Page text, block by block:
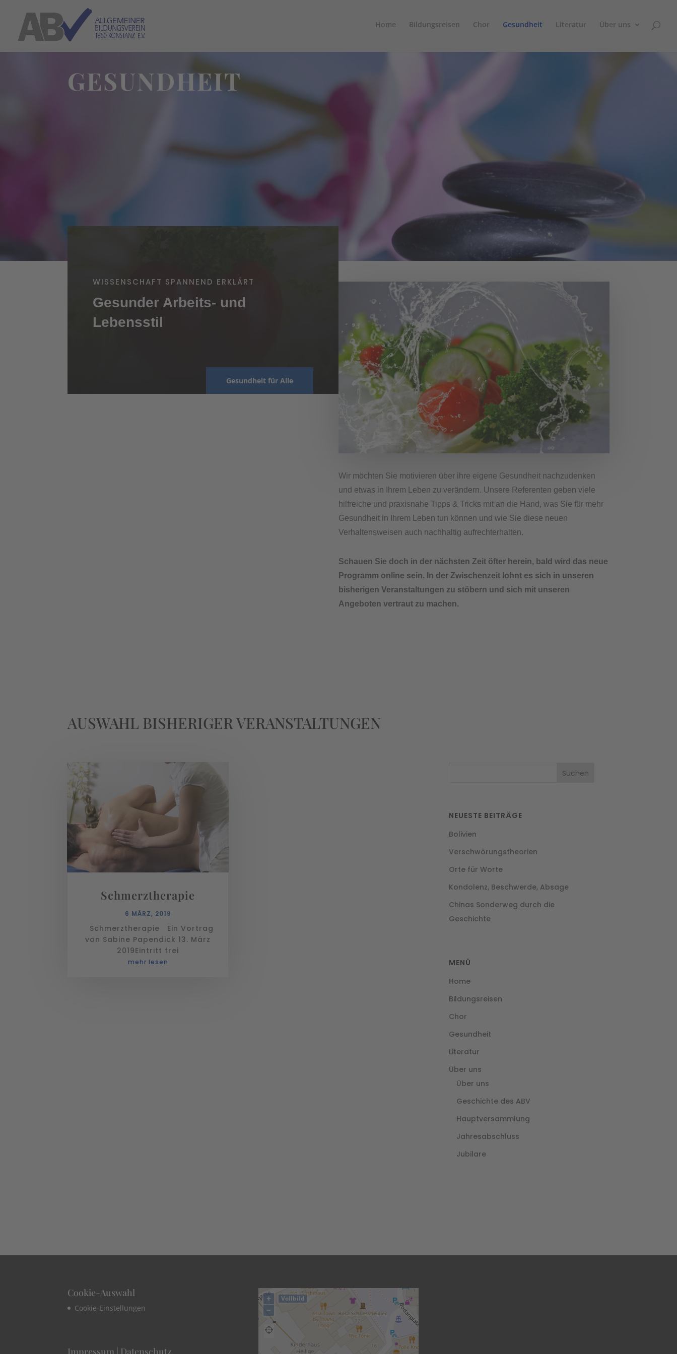
Home Bildungsreisen Chor Gesundheit Literatur Über uns
GESUNDHEIT
WISSENSCHAFT SPANNEND ERKLÄRT
Gesunder Arbeits- und
Lebensstil
Gesundheit für Alle
Wir möchten Sie motivieren über ihre eigene Gesundheit nachzudenken
und etwas in Ihrem Leben zu verändern. Unsere Referenten geben viele
hilfreiche und praxisnahe Tipps & Tricks mit an die Hand, was Sie für mehr
Gesundheit in Ihrem Leben tun können und wie Sie diese neuen
Verhaltensweisen auch nachhaltig aufrechterhalten.
Schauen Sie doch in der nächsten Zeit öfter herein, bald wird das neue
Programm online sein. In der Zwischenzeit lohnt es sich in unseren
bisherigen Veranstaltungen zu stöbern und sich mit unseren
Angeboten vertraut zu machen.
AUSWAHL BISHERIGER VERANSTALTUNGEN
Schmerztherapie
6 MÄRZ, 2019
Schmerztherapie Ein Vortrag
von Sabine Papendick 13. März
2019Eintritt frei
mehr lesen
NEUESTE BEITRÄGE
Bolivien
Verschwörungstheorien
Orte für Worte
Kondolenz, Beschwerde, Absage
Chinas Sonderweg durch die
Geschichte
MENÜ
Home
Bildungsreisen
Chor
Gesundheit
Literatur
Über uns
Über uns
Geschichte des ABV
Hauptversammlung
Jahresabschluss
Jubilare
Cookie-Auswahl
Cookie-Einstellungen
Impressum | Datenschutz
+
−
Vollbild